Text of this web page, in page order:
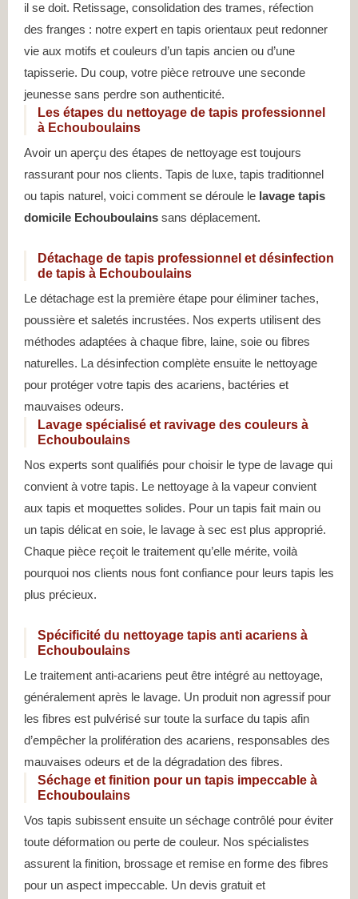
il se doit. Retissage, consolidation des trames, réfection
des franges : notre expert en tapis orientaux peut redonner
vie aux motifs et couleurs d’un tapis ancien ou d’une
tapisserie. Du coup, votre pièce retrouve une seconde
jeunesse sans perdre son authenticité.
Les étapes du nettoyage de tapis professionnel
à Echouboulains
Avoir un aperçu des étapes de nettoyage est toujours
rassurant pour nos clients. Tapis de luxe, tapis traditionnel
ou tapis naturel, voici comment se déroule le lavage tapis
domicile Echouboulains sans déplacement.
Détachage de tapis professionnel et désinfection
de tapis à Echouboulains
Le détachage est la première étape pour éliminer taches,
poussière et saletés incrustées. Nos experts utilisent des
méthodes adaptées à chaque fibre, laine, soie ou fibres
naturelles. La désinfection complète ensuite le nettoyage
pour protéger votre tapis des acariens, bactéries et
mauvaises odeurs.
Lavage spécialisé et ravivage des couleurs à
Echouboulains
Nos experts sont qualifiés pour choisir le type de lavage qui
convient à votre tapis. Le nettoyage à la vapeur convient
aux tapis et moquettes solides. Pour un tapis fait main ou
un tapis délicat en soie, le lavage à sec est plus approprié.
Chaque pièce reçoit le traitement qu’elle mérite, voilà
pourquoi nos clients nous font confiance pour leurs tapis les
plus précieux.
Spécificité du nettoyage tapis anti acariens à
Echouboulains
Le traitement anti-acariens peut être intégré au nettoyage,
généralement après le lavage. Un produit non agressif pour
les fibres est pulvérisé sur toute la surface du tapis afin
d’empêcher la prolifération des acariens, responsables des
mauvaises odeurs et de la dégradation des fibres.
Séchage et finition pour un tapis impeccable à
Echouboulains
Vos tapis subissent ensuite un séchage contrôlé pour éviter
toute déformation ou perte de couleur. Nos spécialistes
assurent la finition, brossage et remise en forme des fibres
pour un aspect impeccable. Un devis gratuit et